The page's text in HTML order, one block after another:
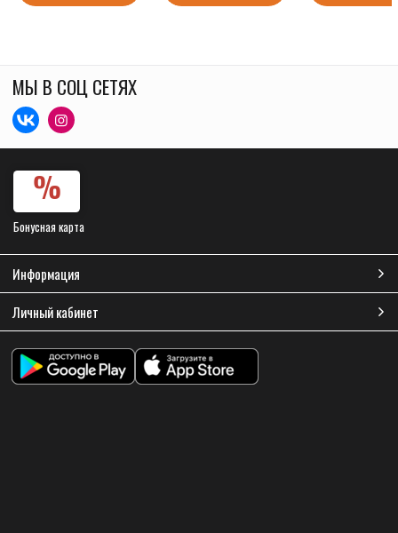
МЫ В СОЦ СЕТЯХ
Бонусная карта
Информация
Личный кабинет